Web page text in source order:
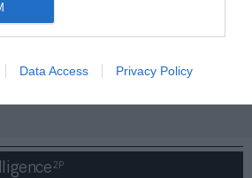
Data Access Privacy Policy
y accede sin límites a contenidos
2P